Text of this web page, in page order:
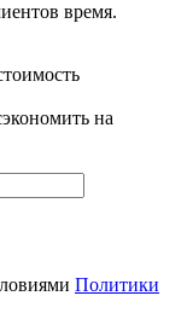
время.
на
Политики